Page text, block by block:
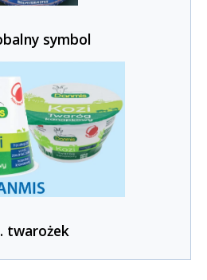
symbol
twarożek